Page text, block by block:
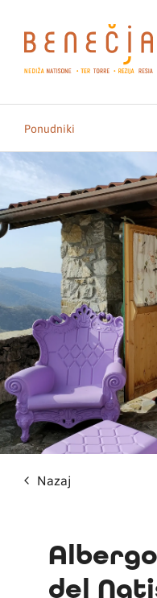
Ponudniki
Nazaj
del